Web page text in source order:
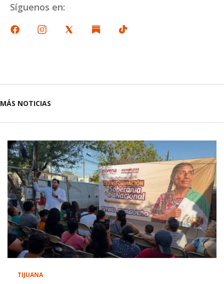
Síguenos en:
MÁS NOTICIAS
TIJUANA